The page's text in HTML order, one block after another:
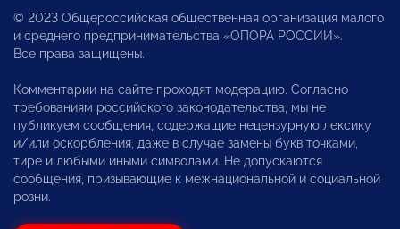
© 2023 Общероссийская общественная организация малого
и среднего предпринимательства «ОПОРА РОССИИ».
Все права защищены.
Комментарии на сайте проходят модерацию. Согласно
требованиям российского законодательства, мы не
публикуем сообщения, содержащие нецензурную лексику
и/или оскорбления, даже в случае замены букв точками,
тире и любыми иными символами. Не допускаются
сообщения, призывающие к межнациональной и социальной
розни.